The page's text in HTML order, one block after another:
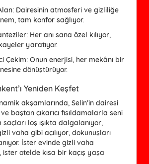
: Dairesinin atmosferi ve gizliliğe
tam konfor sağlıyor.
: Her anı sana özel kılıyor,
yaratıyor.
Çekim: Onun enerjisi, her mekânı bir
dönüştürüyor.
Yeniden Keşfet
akşamlarında, Selin’in dairesi
baştan çıkarıcı fısıldamalarla seni
saçları loş ışıkta dalgalanıyor,
vaha gibi açılıyor, dokunuşları
İster evinde gizli vaha
otelde kısa bir kaçış yaşa